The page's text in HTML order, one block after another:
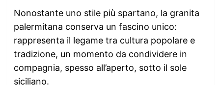
Nonostante uno stile più spartano, la granita
palermitana conserva un fascino unico:
rappresenta il legame tra cultura popolare e
tradizione, un momento da condividere in
compagnia, spesso all’aperto, sotto il sole
siciliano.